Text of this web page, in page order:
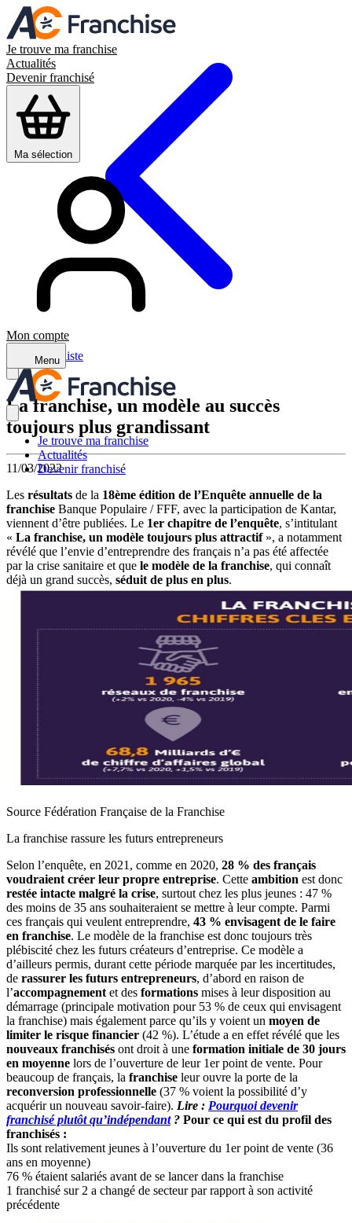
Je trouve ma franchise
Actualités
Devenir franchisé
Ma sélection
Mon compte
Menu
Je trouve ma franchise
Actualités
Devenir franchisé
Retour à la liste
La franchise, un modèle au succès
toujours plus grandissant
11/03/2022
Les résultats de la 18ème édition de l’Enquête annuelle de la
franchise Banque Populaire / FFF, avec la participation de Kantar,
viennent d’être publiées. Le 1er chapitre de l’enquête, s’intitulant
« La franchise, un modèle toujours plus attractif», a notamment
révélé que l’envie d’entreprendre des français n’a pas été affectée
par la crise sanitaire et que le modèle de la franchise, qui connaît
déjà un grand succès, séduit de plus en plus.
Source Fédération Française de la Franchise
La franchise rassure les futurs entrepreneurs
Selon l’enquête, en 2021, comme en 2020, 28 % des français
voudraient créer leur propre entreprise. Cette ambition est donc
restée intacte malgré la crise, surtout chez les plus jeunes : 47 %
des moins de 35 ans souhaiteraient se mettre à leur compte. Parmi
ces français qui veulent entreprendre, 43 % envisagent de le faire
en franchise. Le modèle de la franchise est donc toujours très
plébiscité chez les futurs créateurs d’entreprise. Ce modèle a
d’ailleurs permis, durant cette période marquée par les incertitudes,
de rassurer les futurs entrepreneurs, d’abord en raison de
l’accompagnement et des formations mises à leur disposition au
démarrage (principale motivation pour 53 % de ceux qui envisagent
la franchise) mais également parce qu’ils y voient un moyen de
limiter le risque financier (42 %). L’étude a en effet révélé que les
nouveaux franchisés ont droit à une formation initiale de 30 jours
en moyenne lors de l’ouverture de leur 1er point de vente. Pour
beaucoup de français, la franchise leur ouvre la porte de la
reconversion professionnelle (37 % voient la possibilité d’y
acquérir un nouveau savoir-faire). Lire : Pourquoi devenir
franchisé plutôt qu’indépendant? Pour ce qui est du profil des
franchisés :
Ils sont relativement jeunes à l’ouverture du 1er point de vente (36
ans en moyenne)
76 % étaient salariés avant de se lancer dans la franchise
1 franchisé sur 2 a changé de secteur par rapport à son activité
précédente